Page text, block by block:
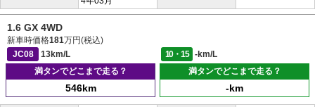
1.6 GX 4WD
新車時価格181万円(税込)
JC08
13km/L 10・15
-km/L
満タンでどこまで走る？
546km
満タンでどこまで走る？
-km